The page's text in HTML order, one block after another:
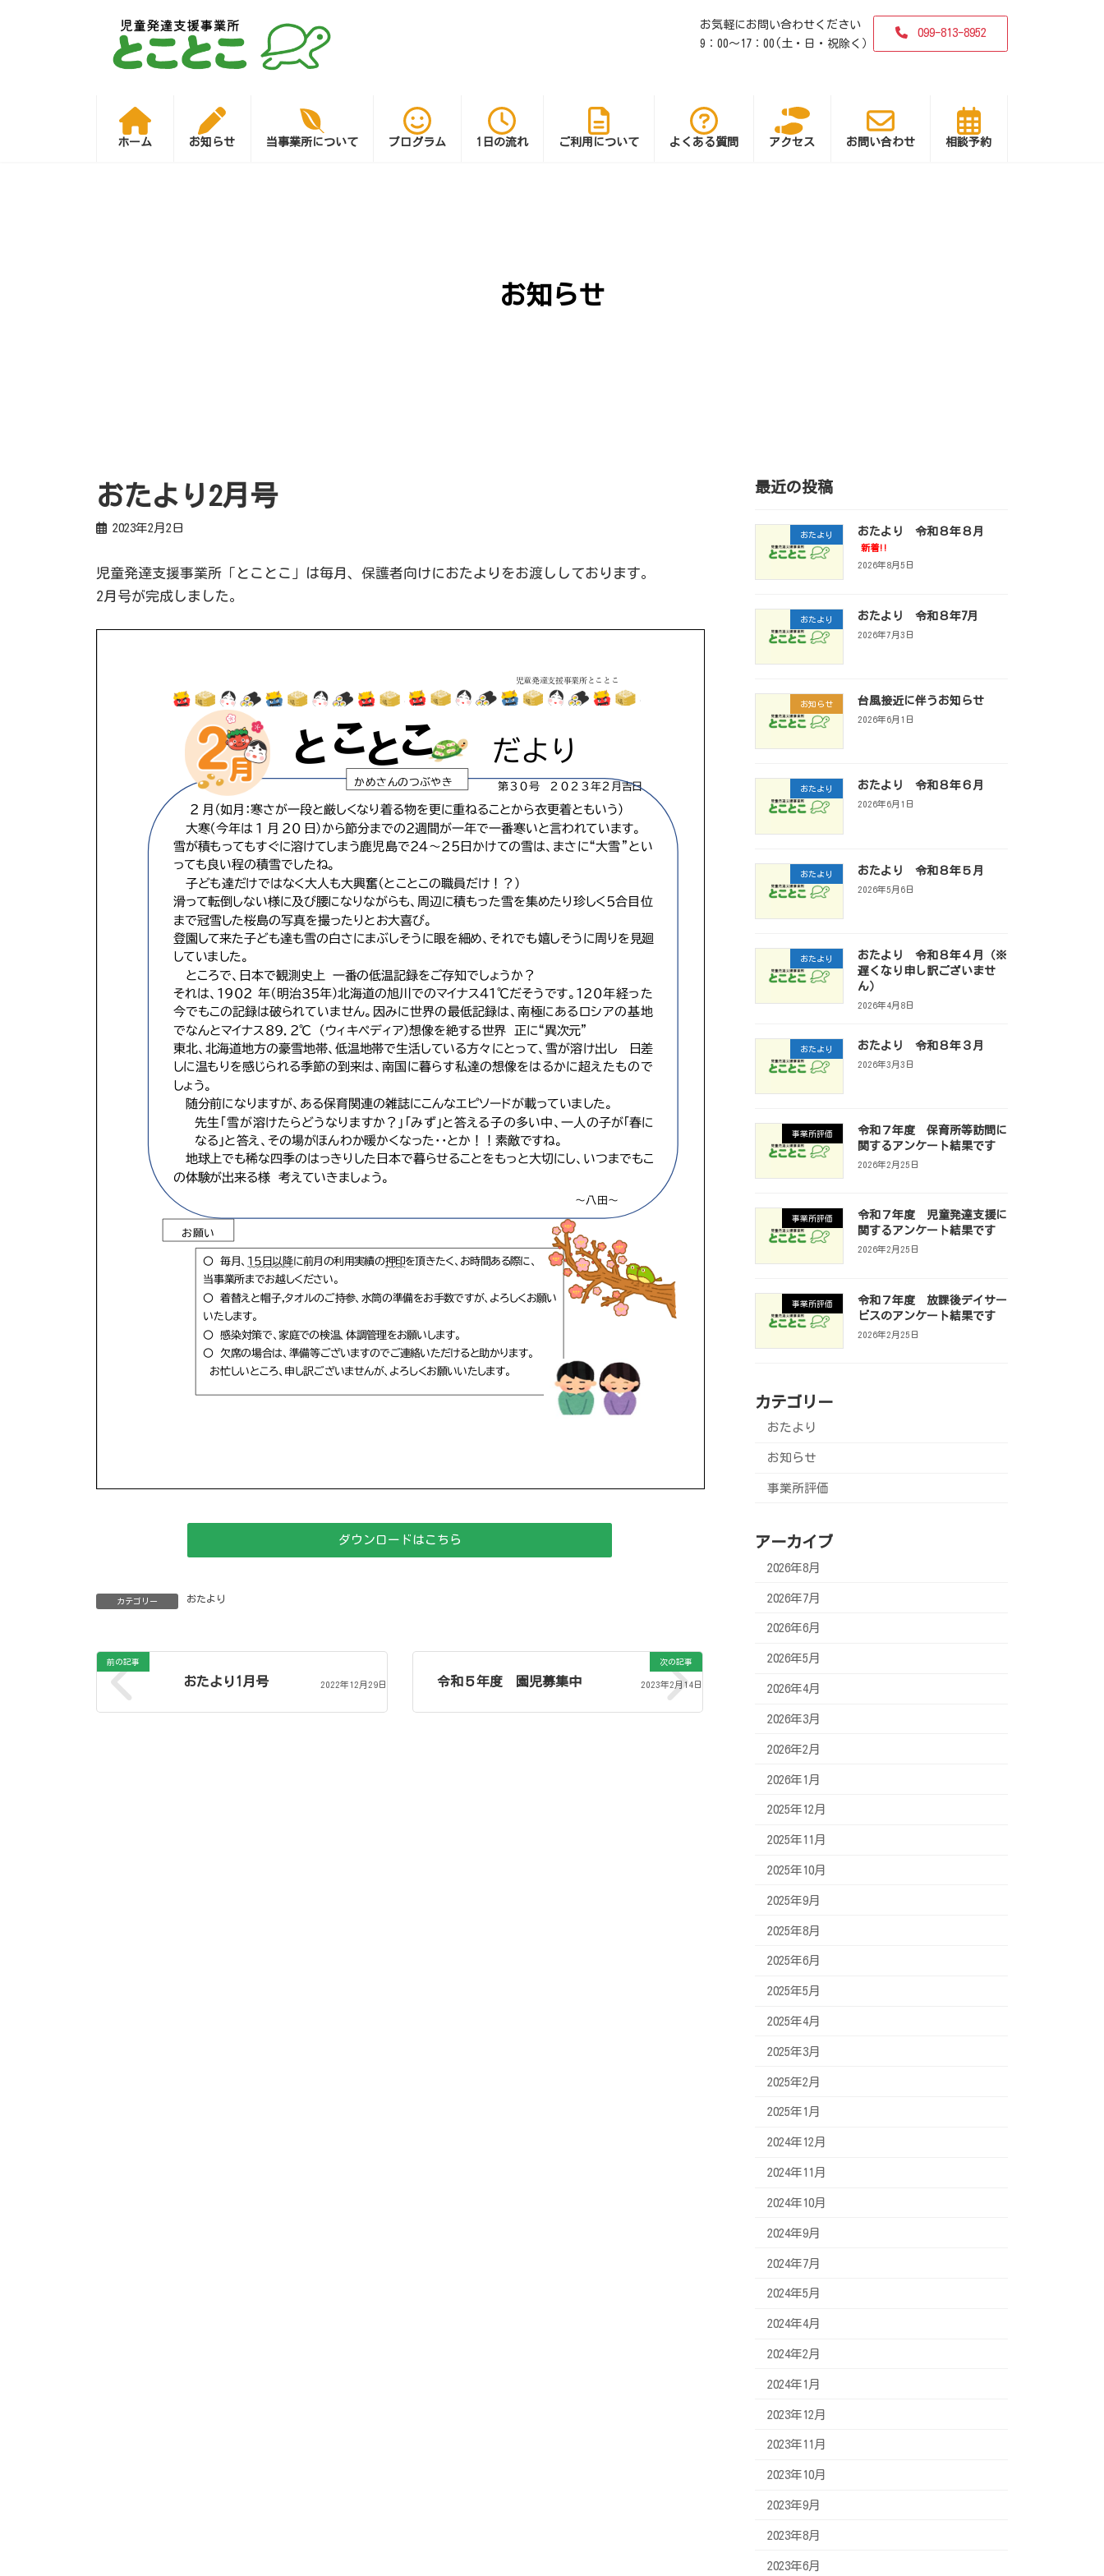
お気軽にお問い合わせください
9：00〜17：00(土・日・祝除く）
099-813-8952
ホーム お知らせ 当事業所について プログラム 1日の流れ ご利用について よくある質問 アクセス お問い合わせ 相談予約
お知らせ
おたより2月号
2023年2月2日
児童発達支援事業所「とことこ」は毎月、保護者向けにおたよりをお渡ししております。
2月号が完成しました。
ダウンロードはこちら
カテゴリー おたより
前の記事
おたより1月号 2022年12月29日
次の記事
令和５年度 園児募集中 2023年2月14日
最近の投稿
おたより おたより 令和８年８月
新着!!
2026年8月5日
おたより おたより 令和８年7月
2026年7月3日
お知らせ 台風接近に伴うお知らせ
2026年6月1日
おたより おたより 令和８年６月
2026年6月1日
おたより おたより 令和８年５月
2026年5月6日
おたより
おたより 令和８年４月（※
遅くなり申し訳ございませ
ん）
2026年4月8日
おたより おたより 令和８年３月
2026年3月3日
事業所評価
令和７年度 保育所等訪問に
関するアンケート結果です
2026年2月25日
事業所評価
令和７年度 児童発達支援に
関するアンケート結果です
2026年2月25日
事業所評価
令和７年度 放課後デイサー
ビスのアンケート結果です
2026年2月25日
カテゴリー
おたより
お知らせ
事業所評価
アーカイブ
2026年8月
2026年7月
2026年6月
2026年5月
2026年4月
2026年3月
2026年2月
2026年1月
2025年12月
2025年11月
2025年10月
2025年9月
2025年8月
2025年6月
2025年5月
2025年4月
2025年3月
2025年2月
2025年1月
2024年12月
2024年11月
2024年10月
2024年9月
2024年7月
2024年5月
2024年4月
2024年2月
2024年1月
2023年12月
2023年11月
2023年10月
2023年9月
2023年8月
2023年6月